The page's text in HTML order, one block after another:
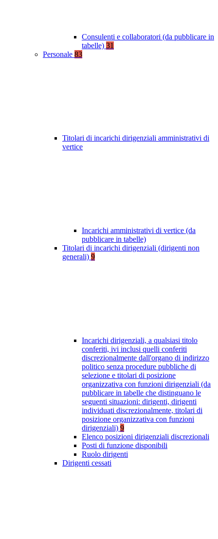
Consulenti e collaboratori (da pubblicare in
tabelle) 31
Personale 83
Titolari di incarichi dirigenziali amministrativi di
vertice
Incarichi amministrativi di vertice (da
pubblicare in tabelle)
Titolari di incarichi dirigenziali (dirigenti non
generali) 9
Incarichi dirigenziali, a qualsiasi titolo
conferiti, ivi inclusi quelli conferiti
discrezionalmente dall'organo di indirizzo
politico senza procedure pubbliche di
selezione e titolari di posizione
organizzativa con funzioni dirigenziali (da
pubblicare in tabelle che distinguano le
seguenti situazioni: dirigenti, dirigenti
individuati discrezionalmente, titolari di
posizione organizzativa con funzioni
dirigenziali) 9
Elenco posizioni dirigenziali discrezionali
Posti di funzione disponibili
Ruolo dirigenti
Dirigenti cessati